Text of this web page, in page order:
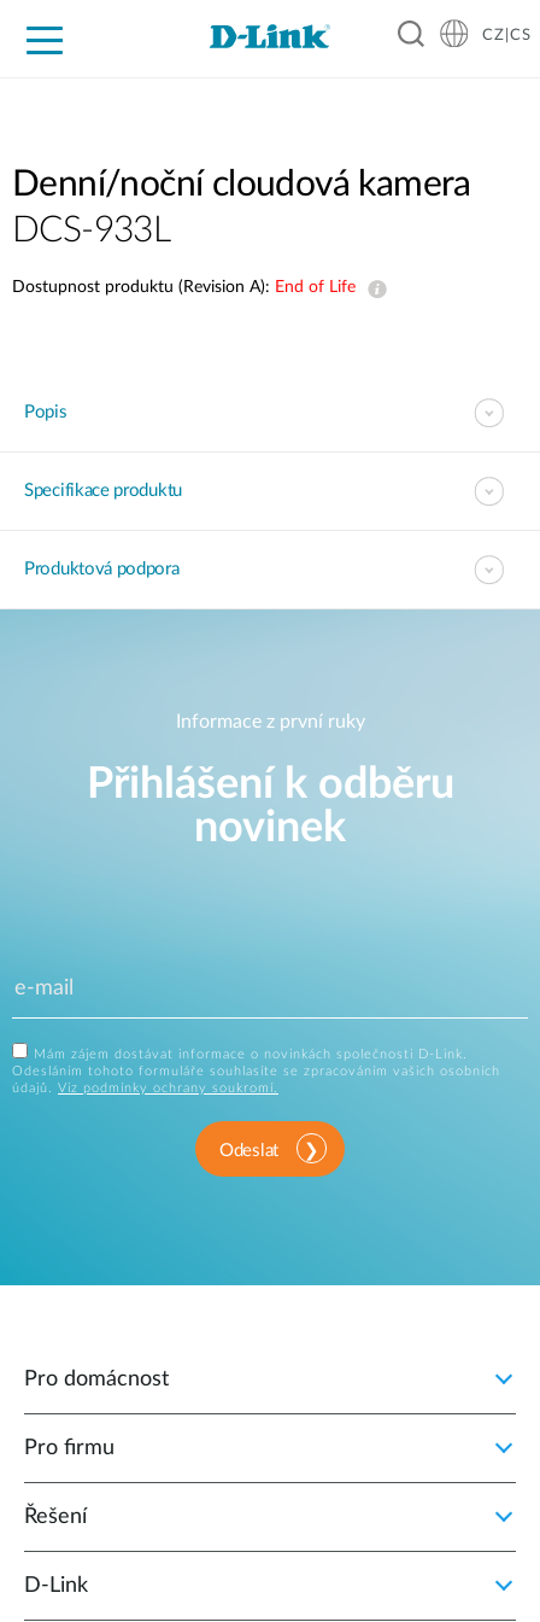
CZ|CS
Denní/noční cloudová kamera
DCS-933L
Dostupnost produktu (Revision A): End of Life
Popis
Specifikace produktu
Produktová podpora
Informace z první ruky
Přihlášení k odběru
novinek
Mám zájem dostávat informace o novinkách společnosti D-Link.
Odesláním tohoto formuláře souhlasíte se zpracováním vašich osobních
údajů. Viz podmínky ochrany soukromí.
Odeslat
Pro domácnost
Pro firmu
Řešení
D‑Link